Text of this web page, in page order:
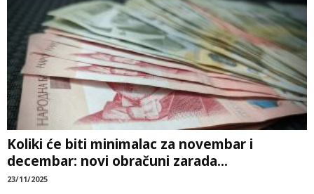
Koliki će biti minimalac za novembar i
decembar: novi obračuni zarada...
23/11/2025